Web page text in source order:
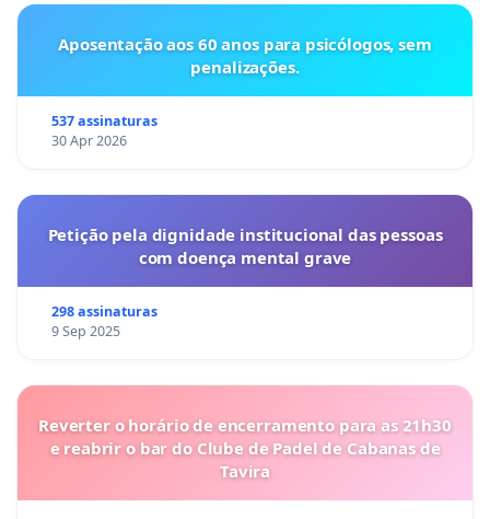
Aposentação aos 60 anos para psicólogos, sem
penalizações.
537 assinaturas
30 Apr 2026
Petição pela dignidade institucional das pessoas
com doença mental grave
298 assinaturas
9 Sep 2025
Reverter o horário de encerramento para as 21h30
e reabrir o bar do Clube de Padel de Cabanas de
Tavira